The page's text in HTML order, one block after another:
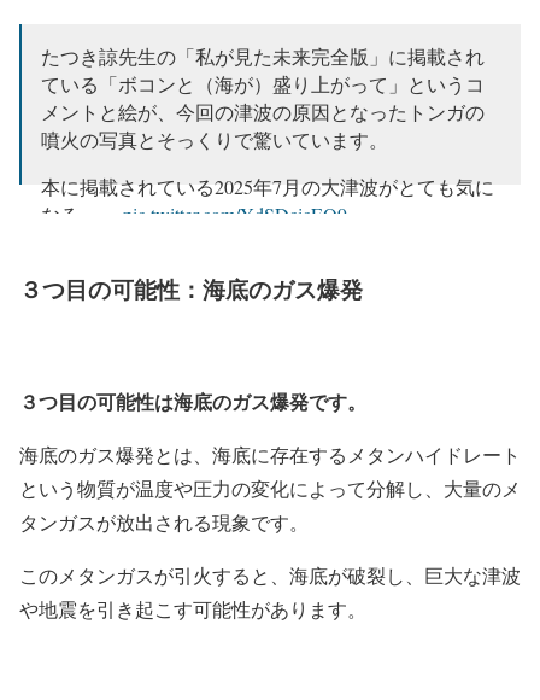
たつき諒先生の「私が見た未来完全版」に掲載され
ている「ボコンと（海が）盛り上がって」というコ
メントと絵が、今回の津波の原因となったトンガの
噴火の写真とそっくりで驚いています。
本に掲載されている2025年7月の大津波がとても気に
なる…。 pic.twitter.com/YdSDcicEO9
３つ目の可能性：海底のガス爆発
３つ目の可能性は海底のガス爆発です。
海底のガス爆発とは、海底に存在するメタンハイドレート
という物質が温度や圧力の変化によって分解し、大量のメ
タンガスが放出される現象です。
このメタンガスが引火すると、海底が破裂し、巨大な津波
や地震を引き起こす可能性があります。